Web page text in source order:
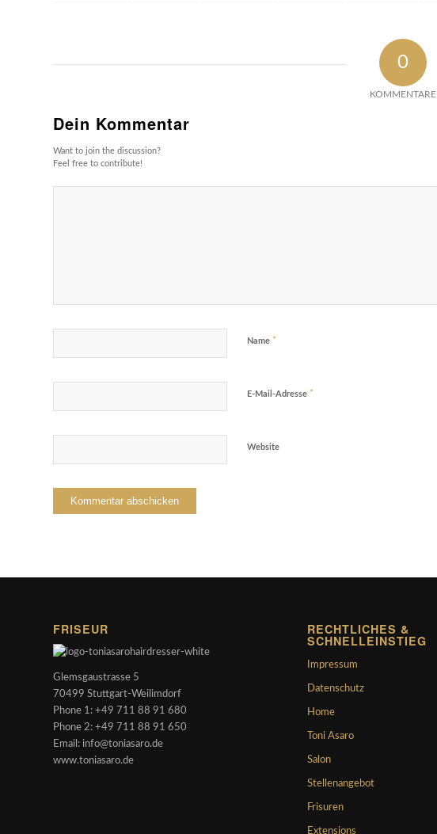
0
KOMMENTARE
Dein Kommentar
Want to join the discussion?
Feel free to contribute!
Name *
E-Mail-Adresse *
Website
FRISEUR
Glemsgaustrasse 5
70499 Stuttgart-Weilimdorf
Phone 1: +49 711 88 91 680
Phone 2: +49 711 88 91 650
Email: info@toniasaro.de
www.toniasaro.de
RECHTLICHES &
SCHNELLEINSTIEG
Impressum
Datenschutz
Home
Toni Asaro
Salon
Stellenangebot
Frisuren
Extensions